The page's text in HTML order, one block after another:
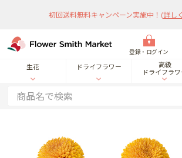
初回送料無料キャンペーン実施中！ (詳し
登録・ログイン
生花 ドライフラワー
高級
ドライフラワ